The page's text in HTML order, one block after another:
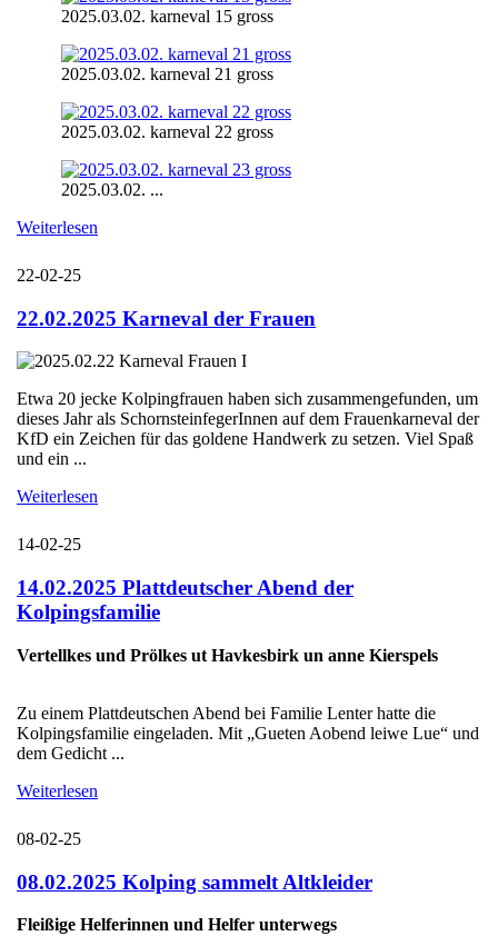
2025.03.02. karneval 15 gross
2025.03.02. karneval 21 gross
2025.03.02. karneval 22 gross
2025.03.02. ...
Weiterlesen
22-02-25
22.02.2025 Karneval der Frauen
Etwa 20 jecke Kolpingfrauen haben sich zusammengefunden, um
dieses Jahr als SchornsteinfegerInnen auf dem Frauenkarneval der
KfD ein Zeichen für das goldene Handwerk zu setzen. Viel Spaß
und ein ...
Weiterlesen
14-02-25
14.02.2025 Plattdeutscher Abend der
Kolpingsfamilie
Vertellkes und Prölkes ut Havkesbirk un anne Kierspels
Zu einem Plattdeutschen Abend bei Familie Lenter hatte die
Kolpingsfamilie eingeladen. Mit „Gueten Aobend leiwe Lue“ und
dem Gedicht ...
Weiterlesen
08-02-25
08.02.2025 Kolping sammelt Altkleider
Fleißige Helferinnen und Helfer unterwegs